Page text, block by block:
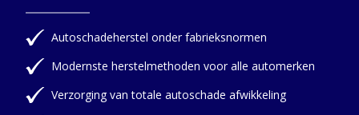
Autoschadeherstel onder fabrieksnormen
Modernste herstelmethoden voor alle automerken
Verzorging van totale autoschade afwikkeling